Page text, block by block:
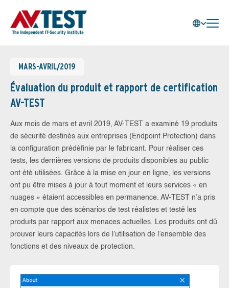
MARS-AVRIL/2019
Évaluation du produit et rapport de certification
AV-TEST
Aux mois de mars et avril 2019, AV-TEST a examiné 19 produits
de sécurité destinés aux entreprises (Endpoint Protection) dans
la configuration prédéfinie par le fabricant. Pour réaliser ces
tests, les dernières versions de produits disponibles au public
ont été utilisées. Grâce à la mise en jour en ligne, les versions
ont pu être mises à jour à tout moment et leurs services « en
nuages » étaient accessibles en permanence. AV-TEST n’a pris
en compte que des scénarios de test réalistes et testé les
produits par rapport aux menaces actuelles. Les produits ont dû
prouver leurs capacités lors de l’utilisation de l’ensemble des
fonctions et des niveaux de protection.